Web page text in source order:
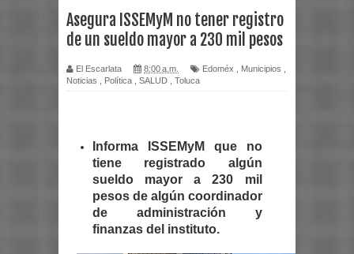
Asegura ISSEMyM no tener registro
de un sueldo mayor a 230 mil pesos
El Escarlata 8:00 a.m. Edoméx Municipios
Noticias
Política SALUD Toluca
Informa ISSEMyM que no
tiene registrado algún
sueldo mayor a 230 mil
pesos de algún coordinador
de administración y
finanzas del instituto.